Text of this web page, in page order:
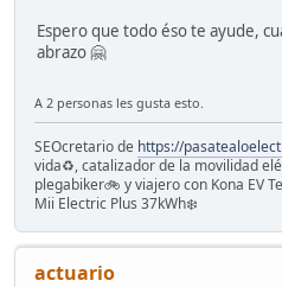
Espero que todo éso te ayude,
abrazo 🤗
A 2 personas les gusta esto.
SEOcretario de https://
vida♻️, catalizador de la movilidad
plegabiker🚲 y viajero con Kona EV
Mii Electric Plus 37kWh❄️
actuario